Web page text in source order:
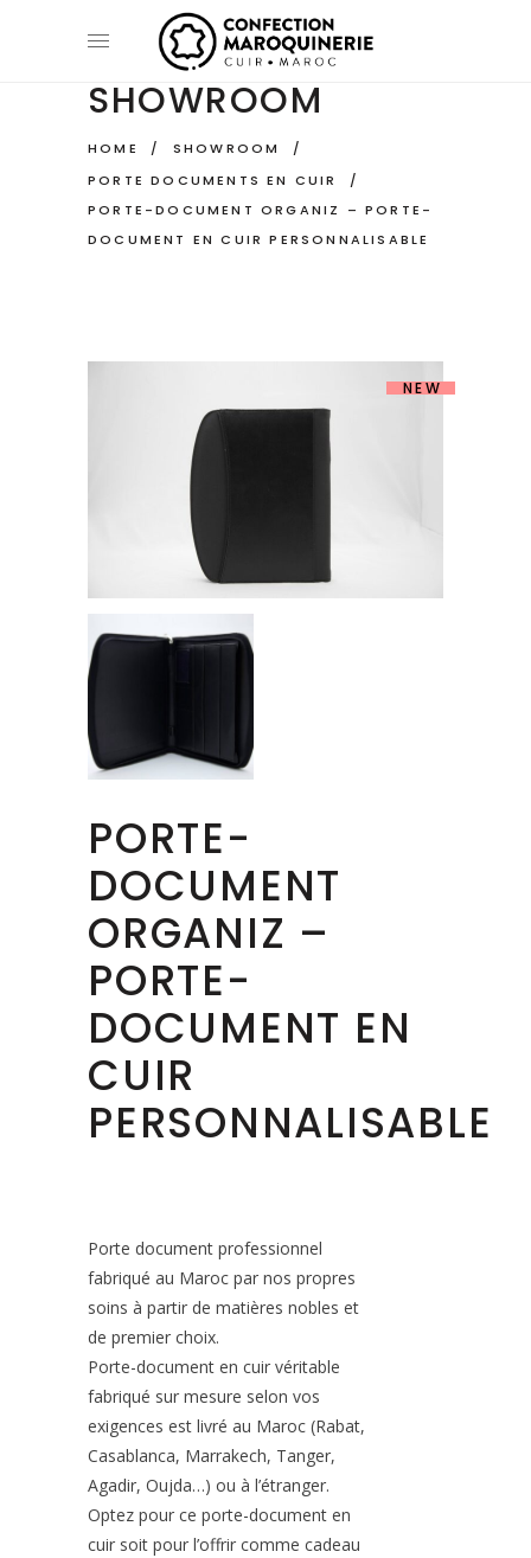
SHOWROOM
HOME / SHOWROOM
/
PORTE DOCUMENTS EN CUIR
/
PORTE-DOCUMENT ORGANIZ – PORTE-
DOCUMENT EN CUIR PERSONNALISABLE
NEW
PORTE-
DOCUMENT
ORGANIZ –
PORTE-
DOCUMENT EN
CUIR
PERSONNALISABLE
Porte document professionnel
fabriqué au Maroc par nos propres
soins à partir de matières nobles et
de premier choix.
Porte-document en cuir véritable
fabriqué sur mesure selon vos
exigences est livré au Maroc (Rabat,
Casablanca, Marrakech, Tanger,
Agadir, Oujda…) ou à l’étranger.
Optez pour ce porte-document en
cuir soit pour l’offrir comme cadeau